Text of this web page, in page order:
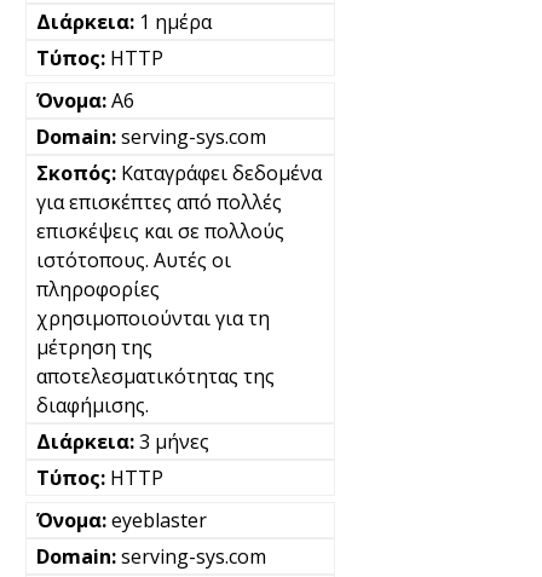
1 ημέρα
HTTP
A6
serving-sys.com
Καταγράφει δεδομένα
για επισκέπτες από πολλές
επισκέψεις και σε πολλούς
ιστότοπους. Αυτές οι
πληροφορίες
χρησιμοποιούνται για τη
μέτρηση της
αποτελεσματικότητας της
διαφήμισης.
3 μήνες
HTTP
eyeblaster
serving-sys.com